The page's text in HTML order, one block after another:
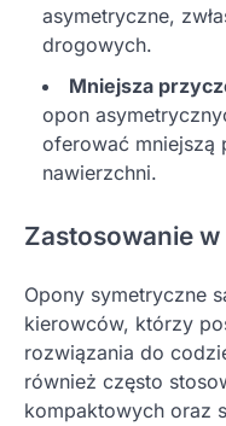
asymetryczne,
drogowych.
Mniejsza
opon
oferować mniejszą
nawierzchni.
Zastosowanie
Opony symetryczne
kierowców, którzy
rozwiązania do
również często
kompaktowych oraz